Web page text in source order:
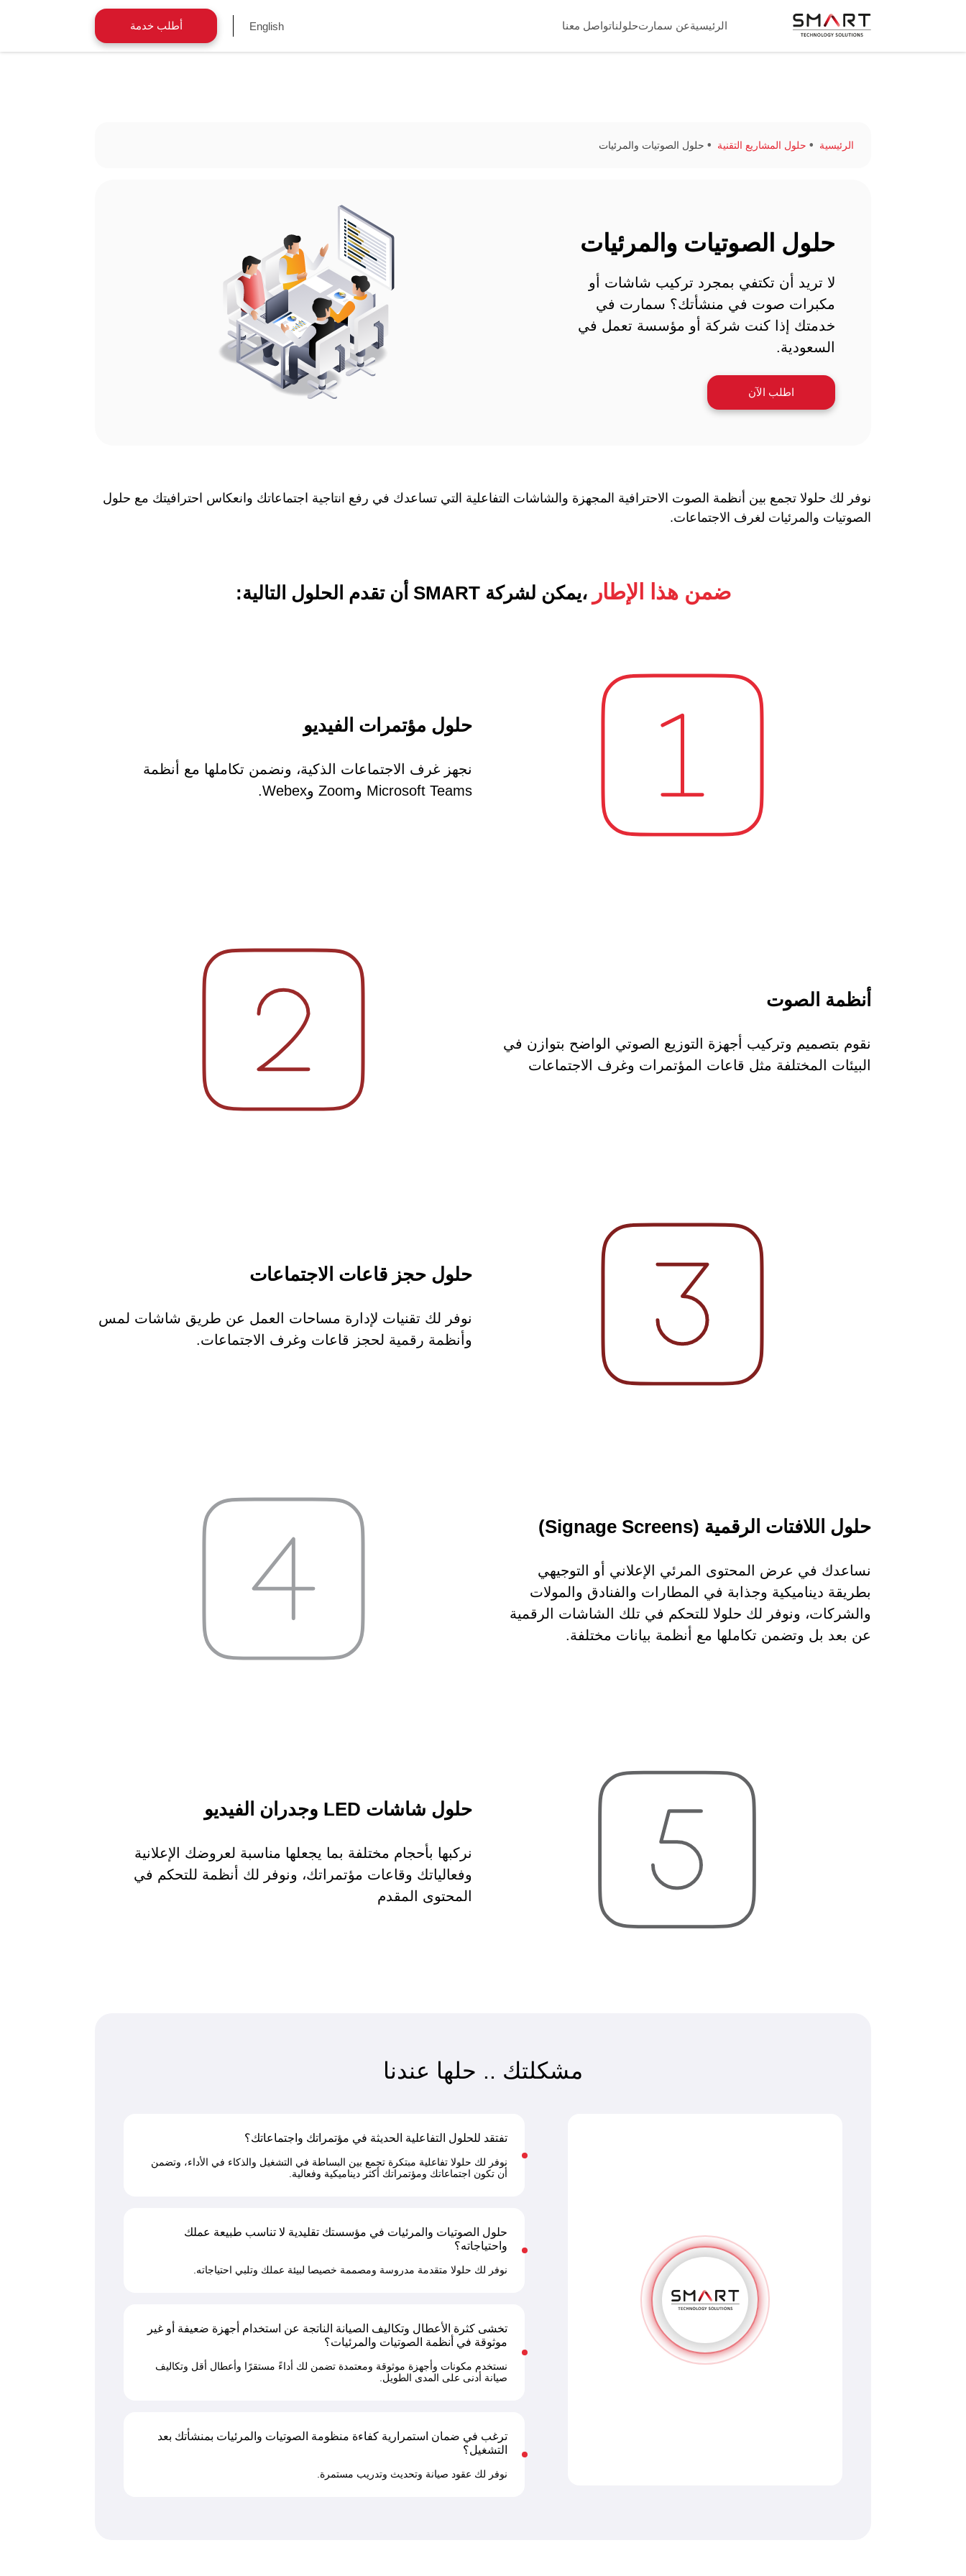
الرئيسيةعن سمارتحلولناتواصل معنا English أطلب خدمة
الرئيسية حلول المشاريع التقنية حلول الصوتيات والمرئيات
حلول الصوتيات والمرئيات
لا تريد أن تكتفي بمجرد تركيب شاشات أو
مكبرات صوت في منشأتك؟ سمارت في
خدمتك إذا كنت شركة أو مؤسسة تعمل في
السعودية.
اطلب الآن
نوفر لك حلولا تجمع بين أنظمة الصوت الاحترافية المجهزة والشاشات التفاعلية التي تساعدك في رفع انتاجية اجتماعاتك وانعكاس احترافيتك مع حلول
الصوتيات والمرئيات لغرف الاجتماعات.
ضمن هذا الإطار ،يمكن لشركة SMART أن تقدم الحلول التالية:
حلول مؤتمرات الفيديو
نجهز غرف الاجتماعات الذكية، ونضمن تكاملها مع أنظمة
Microsoft Teams وZoom وWebex.
أنظمة الصوت
نقوم بتصميم وتركيب أجهزة التوزيع الصوتي الواضح بتوازن في
البيئات المختلفة مثل قاعات المؤتمرات وغرف الاجتماعات
حلول حجز قاعات الاجتماعات
نوفر لك تقنيات لإدارة مساحات العمل عن طريق شاشات لمس
وأنظمة رقمية لحجز قاعات وغرف الاجتماعات.
حلول اللافتات الرقمية (Signage Screens)
نساعدك في عرض المحتوى المرئي الإعلاني أو التوجيهي
بطريقة ديناميكية وجذابة في المطارات والفنادق والمولات
والشركات، ونوفر لك حلولا للتحكم في تلك الشاشات الرقمية
عن بعد بل وتضمن تكاملها مع أنظمة بيانات مختلفة.
حلول شاشات LED وجدران الفيديو
نركبها بأحجام مختلفة بما يجعلها مناسبة لعروضك الإعلانية
وفعالياتك وقاعات مؤتمراتك، ونوفر لك أنظمة للتحكم في
المحتوى المقدم
مشكلتك .. حلها عندنا
تفتقد للحلول التفاعلية الحديثة في مؤتمراتك واجتماعاتك؟
نوفر لك حلولا تفاعلية مبتكرة تجمع بين البساطة في التشغيل والذكاء في الأداء، وتضمن
أن تكون اجتماعاتك ومؤتمراتك أكثر ديناميكية وفعالية.
حلول الصوتيات والمرئيات في مؤسستك تقليدية لا تناسب طبيعة عملك
واحتياجاته؟
نوفر لك حلولا متقدمة مدروسة ومصممة خصيصا لبيئة عملك وتلبي احتياجاته.
تخشى كثرة الأعطال وتكاليف الصيانة الناتجة عن استخدام أجهزة ضعيفة أو غير
موثوقة في أنظمة الصوتيات والمرئيات؟
نستخدم مكونات وأجهزة موثوقة ومعتمدة تضمن لك أداءً مستقرًا وأعطال أقل وتكاليف
صيانة أدنى على المدى الطويل.
ترغب في ضمان استمرارية كفاءة منظومة الصوتيات والمرئيات بمنشأتك بعد
التشغيل؟
نوفر لك عقود صيانة وتحديث وتدريب مستمرة.